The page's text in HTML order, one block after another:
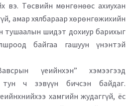
вэ. Төсвийн мөнгөнөөс ахиухан
амар хялбараар хөрөнгөжихийн
тушаалын шидэт дохиур барихыг
байгаа гашуун үнэнтэй
үеийнхэн” хэмээгээд
ч зэвүүн бичсэн байдаг.
хамгийн жудаггүй, ёс